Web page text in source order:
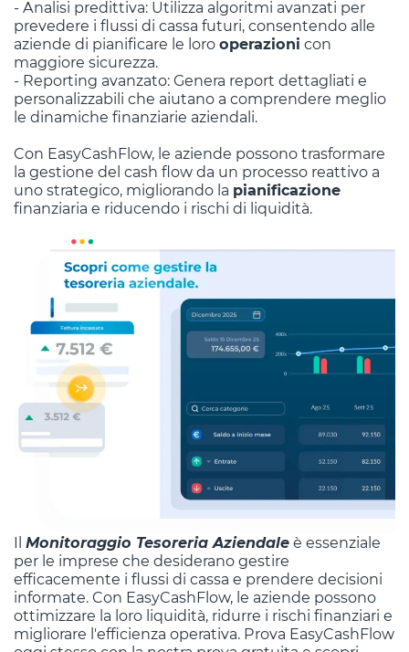
- Analisi predittiva: Utilizza algoritmi avanzati per
prevedere i flussi di cassa futuri, consentendo alle
aziende di pianificare le loro operazioni con
maggiore sicurezza.
- Reporting avanzato: Genera report dettagliati e
personalizzabili che aiutano a comprendere meglio
le dinamiche finanziarie aziendali.
Con EasyCashFlow, le aziende possono trasformare
la gestione del cash flow da un processo reattivo a
uno strategico, migliorando la pianificazione
finanziaria e riducendo i rischi di liquidità.
Il Monitoraggio Tesoreria Aziendale è essenziale
per le imprese che desiderano gestire
efficacemente i flussi di cassa e prendere decisioni
informate. Con EasyCashFlow, le aziende possono
ottimizzare la loro liquidità, ridurre i rischi finanziari e
migliorare l'efficienza operativa. Prova EasyCashFlow